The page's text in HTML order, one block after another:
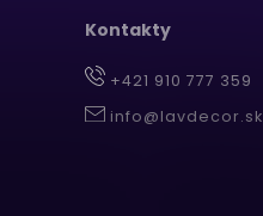
Kontakty
+421 910 777 359
info@lavdecor.sk